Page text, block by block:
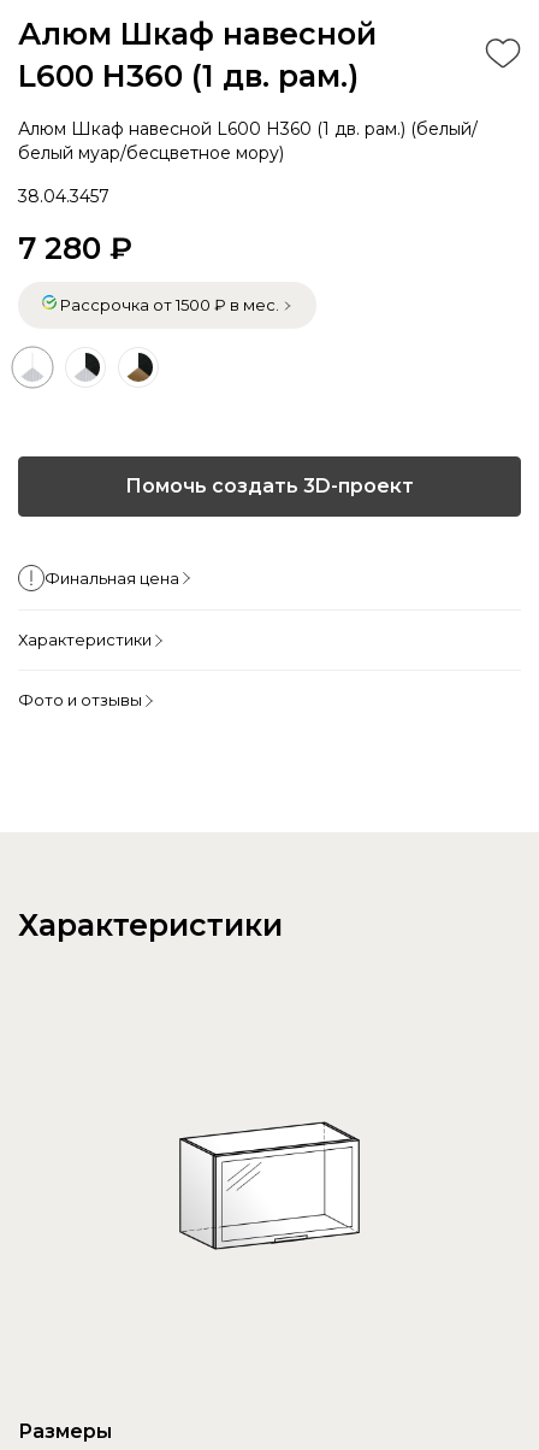
Алюм Шкаф навесной
L600 Н360 (1 дв. рам.)
Алюм Шкаф навесной L600 Н360 (1 дв. рам.) (белый/
белый муар/бесцветное мору)
38.04.3457
7 280 ₽
Рассрочка от 1500 ₽ в мес.
Помочь создать 3D-проект
Финальная цена
Характеристики
Фото и отзывы
Характеристики
Размеры